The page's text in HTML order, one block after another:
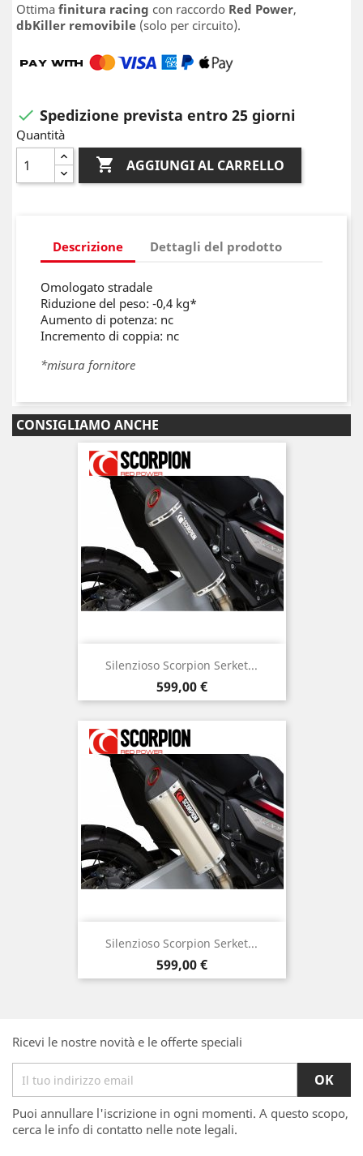
Ottima finitura racing con raccordo Red Power,
dbKiller removibile (solo per circuito).
 Spedizione prevista entro 25 giorni
Quantità
 AGGIUNGI AL CARRELLO
Descrizione Dettagli del prodotto
Omologato stradale
Riduzione del peso: -0,4 kg*
Aumento di potenza: nc
Incremento di coppia: nc
*misura fornitore
CONSIGLIAMO ANCHE
Silenzioso Scorpion Serket...
Prezzo
599,00 €
Silenzioso Scorpion Serket...
Prezzo
599,00 €
Ricevi le nostre novità e le offerte speciali
Puoi annullare l'iscrizione in ogni momenti. A questo scopo,
cerca le info di contatto nelle note legali.